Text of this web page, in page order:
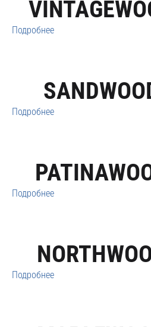
Подробнее
Подробнее
Подробнее
Подробнее